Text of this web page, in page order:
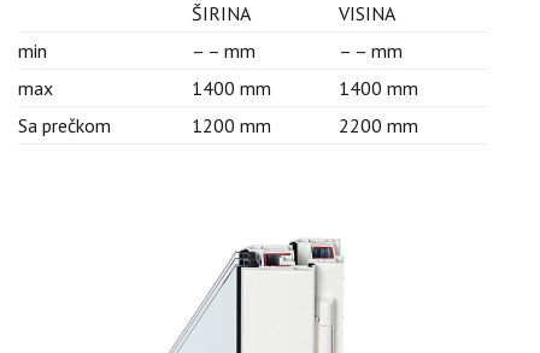
ŠIRINA
VISINA
min
– – mm
– – mm
max
1400 mm
1400 mm
Sa prečkom
1200 mm 2200 mm